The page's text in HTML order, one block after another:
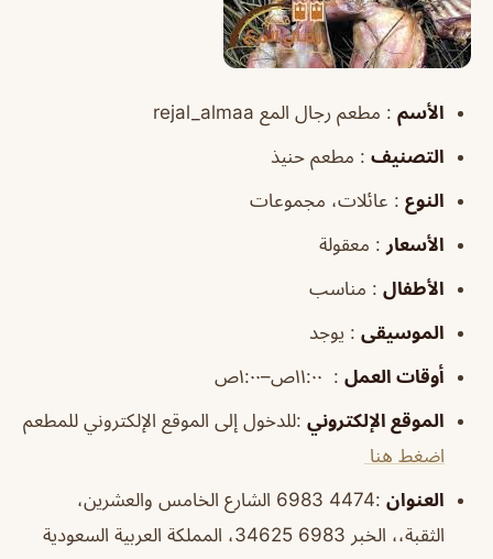
الأسم : مطعم رجال المع rejal_almaa
التصنيف : مطعم حنيذ
النوع : عائلات، مجموعات
الأسعار : معقولة
الأطفال : مناسب
الموسيقى : يوجد
أوقات العمل : ١١:٠٠ص–١:٠٠ص
الموقع الإلكتروني :للدخول إلى الموقع الإلكتروني للمطعم
اضغط هنا
العنوان
:4474 6983 الشارع الخامس والعشرين،
الثقبة،، الخبر 34625 6983، المملكة العربية السعودية